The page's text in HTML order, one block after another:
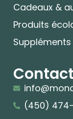
Cadeaux &
Produits
Contact
(450)